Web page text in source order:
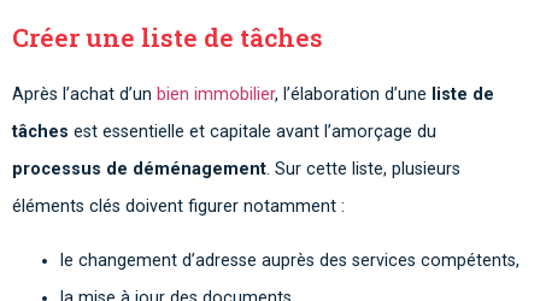
Créer une liste de tâches
Après l’achat d’un bien immobilier, l’élaboration d’une liste de
tâches est essentielle et capitale avant l’amorçage du
processus de déménagement. Sur cette liste, plusieurs
éléments clés doivent figurer notamment :
le changement d’adresse auprès des services compétents,